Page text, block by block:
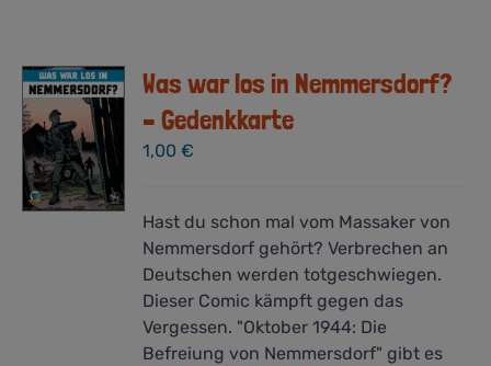
Was war los in Nemmersdorf?
– Gedenkkarte
1,00€
Hast du schon mal vom Massaker von
Nemmersdorf gehört? Verbrechen an
Deutschen werden totgeschwiegen.
Dieser Comic kämpft gegen das
Vergessen. "Oktober 1944: Die
Befreiung von Nemmersdorf" gibt es